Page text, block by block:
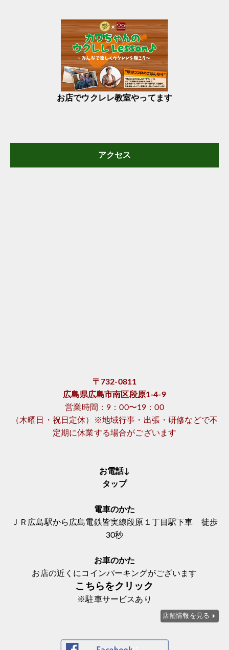
お店でウクレレ教室やってます
アクセス
〒732-0811
広島県広島市南区段原1-4-9
営業時間：9：00〜19：00
（木曜日・祝日定休）※地域行事・出張・研修などで不
定期に休業する場合がございます
お電話↓
タップ
電車のかた
ＪＲ広島駅から広島電鉄皆実線段原１丁目駅下車 徒歩
30秒
お車のかた
お店の近くにコインパーキングがございます
こちらをクリック
※駐車サービスあり
店舗情報を見る